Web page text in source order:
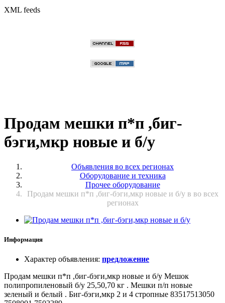
XML feeds
Продам мешки п*п ,биг-
бэги,мкр новые и б/у
Объявления во всех регионах
Оборудование и техника
Прочее оборудование
Продам мешки п*п ,биг-бэги,мкр новые и б/у в во всех
регионах
Информация
Характер объявления: предложение
Продам мешки п*п ,биг-бэги,мкр новые и б/у Мешок
полипропиленовый б/у 25,50,70 кг . Мешки п/п новые
зеленый и белый . Биг-бэги,мкр 2 и 4 стропные 83517513050